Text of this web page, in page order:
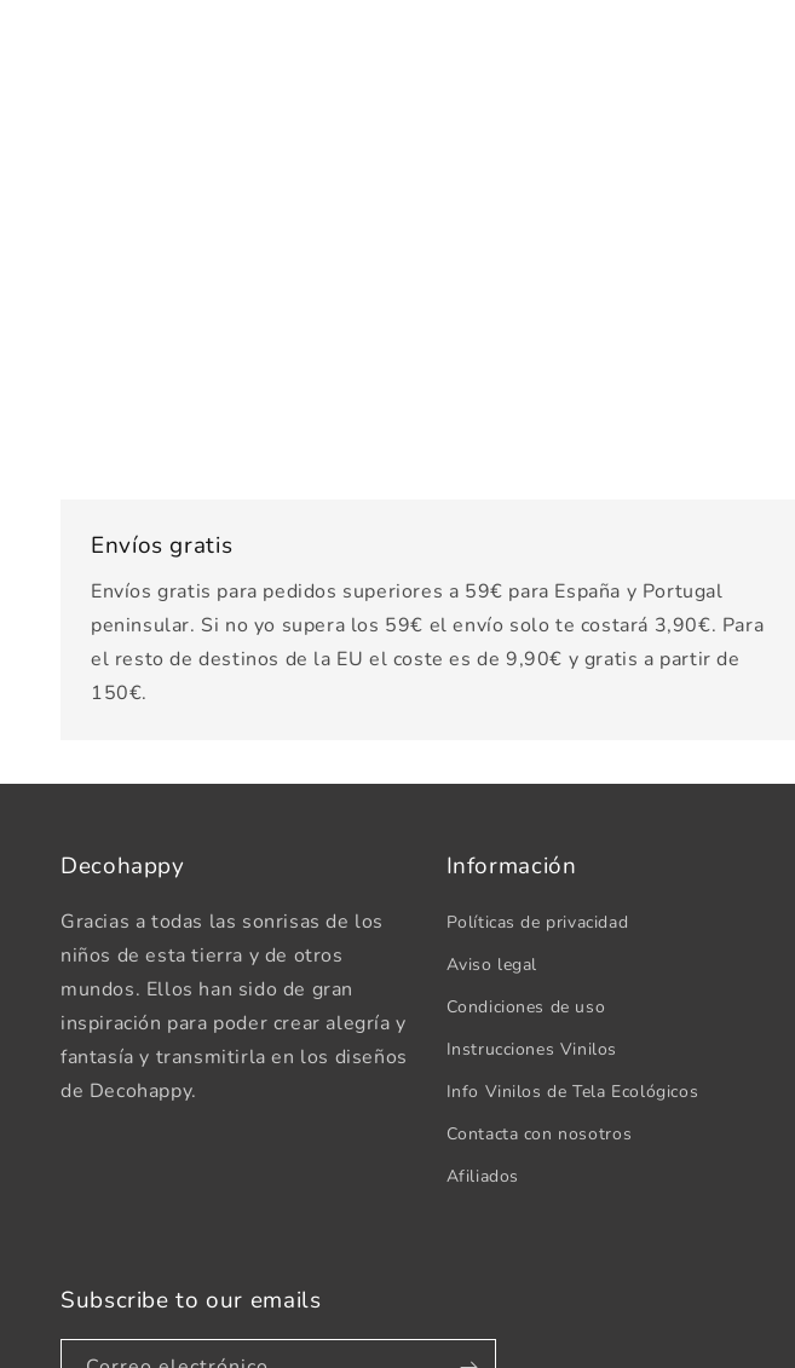
Envíos gratis
Envíos gratis para pedidos superiores a 59€ para España y Portugal
peninsular. Si no yo supera los 59€ el envío solo te costará 3,90€. Para
el resto de destinos de la EU el coste es de 9,90€ y gratis a partir de
150€.
Decohappy
Gracias a todas las sonrisas de los
niños de esta tierra y de otros
mundos. Ellos han sido de gran
inspiración para poder crear alegría y
fantasía y transmitirla en los diseños
de Decohappy.
Información
Políticas de privacidad
Aviso legal
Condiciones de uso
Instrucciones Vinilos
Info Vinilos de Tela Ecológicos
Contacta con nosotros
Afiliados
Subscribe to our emails